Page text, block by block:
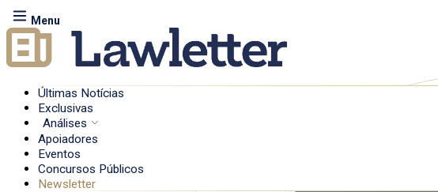
Menu
Últimas Notícias
Exclusivas
Análises
Apoiadores
Eventos
Concursos Públicos
Newsletter